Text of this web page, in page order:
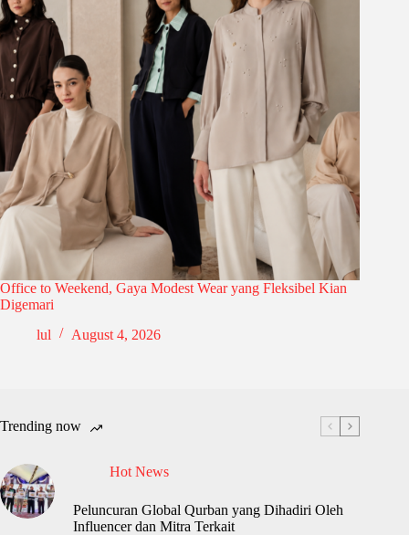
Office to Weekend, Gaya Modest Wear yang Fleksibel Kian
Digemari
lul
August 4, 2026
Trending now
Hot News
Peluncuran Global Qurban yang Dihadiri Oleh
Influencer dan Mitra Terkait